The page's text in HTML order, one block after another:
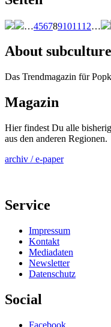
…4567891011 12…
About subculture
Das Trendmagazin für
Magazin
Hier findest Du alle
aus den anderen Regionen.
archiv / e-paper
Service
Impressum
Kontakt
Mediadaten
Newsletter
Datenschutz
Social
Facebook